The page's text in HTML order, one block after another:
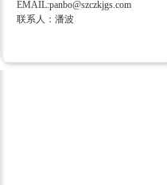
EMAIL:panbo@szczkjgs.com
联系人：潘波